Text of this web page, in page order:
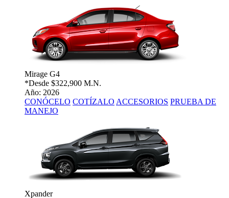
Mirage G4
*Desde $322,900 M.N.
Año: 2026
CONÓCELO COTÍZALO ACCESORIOS PRUEBA DE
MANEJO
Xpander